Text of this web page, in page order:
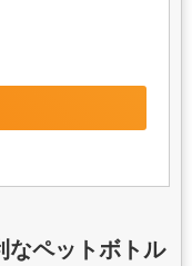
なペットボトル